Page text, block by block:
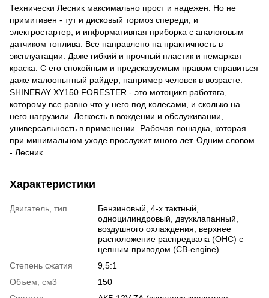
Технически Лесник максимально прост и надежен. Но не
примитивен - тут и дисковый тормоз спереди, и
электростартер, и информативная приборка с аналоговым
датчиком топлива. Все направлено на практичность в
эксплуатации. Даже гибкий и прочный пластик и немаркая
краска. С его спокойным и предсказуемым нравом справиться
даже малоопытный райдер, например человек в возрасте.
SHINERAY XY150 FORESTER - это мотоцикл работяга,
которому все равно что у него под колесами, и сколько на
него нагрузили. Легкость в вождении и обслуживании,
универсальность в применении. Рабочая лошадка, которая
при минимальном уходе прослужит много лет. Одним словом
- Лесник.
Характеристики
Двигатель, тип
Бензиновый, 4-х тактный,
одноцилиндровый, двухклапанный,
воздушного охлаждения, верхнее
расположение распредвала (OHC) с
цепным приводом (CB-engine)
Степень сжатия
9,5:1
Объем, см3
150